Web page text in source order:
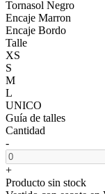
Tornasol Negro
Encaje Marron
Encaje Bordo
Talle
XS
S
M
L
UNICO
Guía de talles
Cantidad
-
+
Producto sin stock